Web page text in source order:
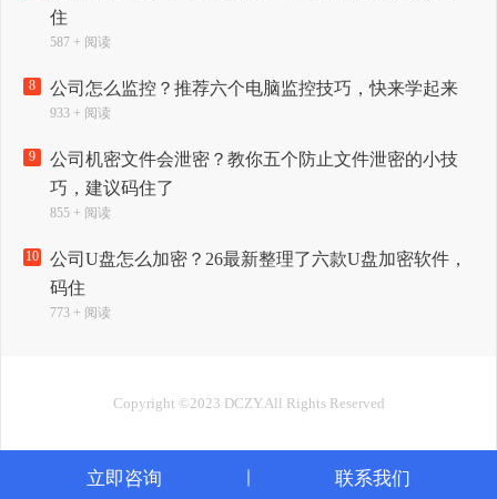
住
587 + 阅读
8 公司怎么监控？推荐六个电脑监控技巧，快来学起来
933 + 阅读
9
公司机密文件会泄密？教你五个防止文件泄密的小技
巧，建议码住了
855 + 阅读
10
公司U盘怎么加密？26最新整理了六款U盘加密软件，
码住
773 + 阅读
Copyright ©2023 DCZY.All Rights Reserved
立即咨询 联系我们